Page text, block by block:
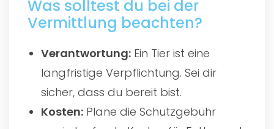
Was solltest du bei der
Vermittlung beachten?
Verantwortung: Ein Tier ist eine
langfristige Verpflichtung. Sei dir
sicher, dass du bereit bist.
Kosten: Plane die Schutzgebühr